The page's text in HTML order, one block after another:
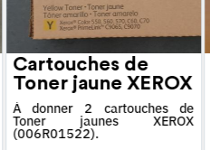
Cartouches de
Toner jaune XEROX
À donner 2 cartouches de
Toner jaunes XEROX
(006R01522).